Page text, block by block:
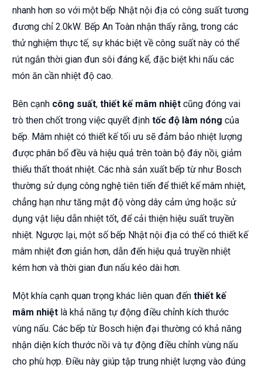
nhanh hơn so với một bếp Nhật nội địa có công suất tương
đương chỉ 2.0kW. Bếp An Toàn nhận thấy rằng, trong các
thử nghiệm thực tế, sự khác biệt về công suất này có thể
rút ngắn thời gian đun sôi đáng kể, đặc biệt khi nấu các
món ăn cần nhiệt độ cao.
Bên cạnh công suất, thiết kế mâm nhiệt cũng đóng vai
trò then chốt trong việc quyết định tốc độ làm nóng của
bếp. Mâm nhiệt có thiết kế tối ưu sẽ đảm bảo nhiệt lượng
được phân bổ đều và hiệu quả trên toàn bộ đáy nồi, giảm
thiểu thất thoát nhiệt. Các nhà sản xuất bếp từ như Bosch
thường sử dụng công nghệ tiên tiến để thiết kế mâm nhiệt,
chẳng hạn như tăng mật độ vòng dây cảm ứng hoặc sử
dụng vật liệu dẫn nhiệt tốt, để cải thiện hiệu suất truyền
nhiệt. Ngược lại, một số bếp Nhật nội địa có thể có thiết kế
mâm nhiệt đơn giản hơn, dẫn đến hiệu quả truyền nhiệt
kém hơn và thời gian đun nấu kéo dài hơn.
Một khía cạnh quan trọng khác liên quan đến thiết kế
mâm nhiệt là khả năng tự động điều chỉnh kích thước
vùng nấu. Các bếp từ Bosch hiện đại thường có khả năng
nhận diện kích thước nồi và tự động điều chỉnh vùng nấu
cho phù hợp. Điều này giúp tập trung nhiệt lượng vào đúng